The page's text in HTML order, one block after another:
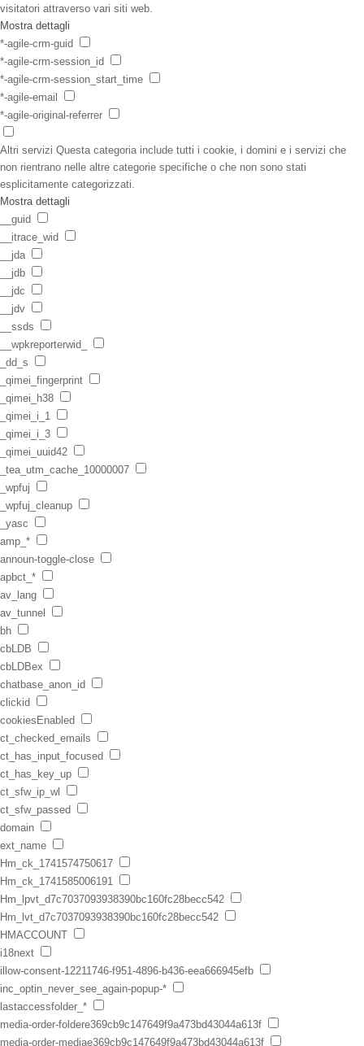
visitatori attraverso vari siti web.
Mostra dettagli
*-agile-crm-guid
*-agile-crm-session_id
*-agile-crm-session_start_time
*-agile-email
*-agile-original-referrer
Altri servizi Questa categoria include tutti i cookie, i domini e i servizi che
non rientrano nelle altre categorie specifiche o che non sono stati
esplicitamente categorizzati.
Mostra dettagli
__guid
__itrace_wid
__jda
__jdb
__jdc
__jdv
__ssds
__wpkreporterwid_
_dd_s
_qimei_fingerprint
_qimei_h38
_qimei_i_1
_qimei_i_3
_qimei_uuid42
_tea_utm_cache_10000007
_wpfuj
_wpfuj_cleanup
_yasc
amp_*
announ-toggle-close
apbct_*
av_lang
av_tunnel
bh
cbLDB
cbLDBex
chatbase_anon_id
clickid
cookiesEnabled
ct_checked_emails
ct_has_input_focused
ct_has_key_up
ct_sfw_ip_wl
ct_sfw_passed
domain
ext_name
Hm_ck_1741574750617
Hm_ck_1741585006191
Hm_lpvt_d7c7037093938390bc160fc28becc542
Hm_lvt_d7c7037093938390bc160fc28becc542
HMACCOUNT
i18next
illow-consent-12211746-f951-4896-b436-eea666945efb
inc_optin_never_see_again-popup-*
lastaccessfolder_*
media-order-foldere369cb9c147649f9a473bd43044a613f
media-order-mediae369cb9c147649f9a473bd43044a613f